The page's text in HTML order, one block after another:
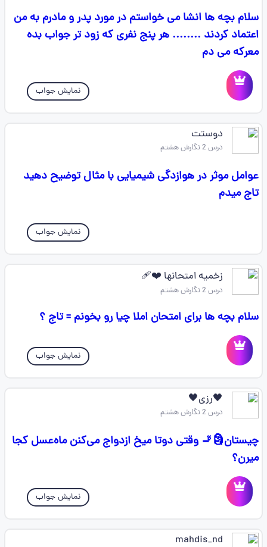
سلام بچه ها انشا می خواستم در مورد پدر و مادرم به من
اعتماد کردند ........ هر پنج نفری که زود تر جواب بده
معرکه می دم
نمایش جواب
دوستت
درس 2 نگارش هشتم
عوامل موثر در هوازدگی شیمیایی با مثال توضیح دهید
تاج میدم
نمایش جواب
زخمیه امتحانها ❤️‍🩹
درس 2 نگارش هشتم
سلام بچه ها برای امتحان املا چیا رو بخونم = تاج ؟
نمایش جواب
🖤رزی🖤
درس 2 نگارش هشتم
چیستان🗿🚬 وقتی دوتا میخ ازدواج می‌کنن ماه‌عسل کجا
میرن؟
نمایش جواب
mahdis_nd